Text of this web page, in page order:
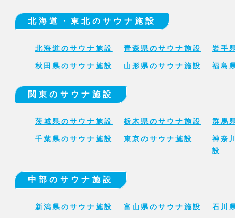
北海道・東北のサウナ施設
北海道のサウナ施設 青森県のサウナ施設 岩手
秋田県のサウナ施設 山形県のサウナ施設 福島
関東のサウナ施設
茨城県のサウナ施設 栃木県のサウナ施設 群馬
千葉県のサウナ施設 東京のサウナ施設
神奈
設
中部のサウナ施設
新潟県のサウナ施設 富山県のサウナ施設 石川